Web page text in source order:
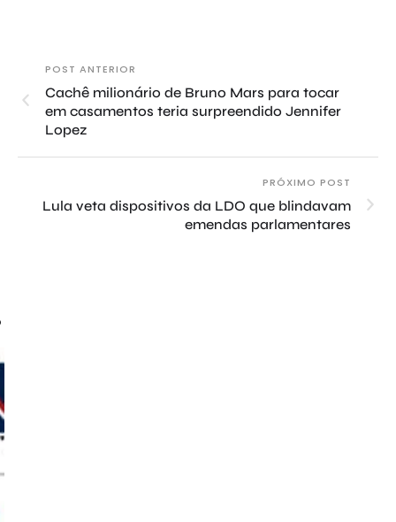
POST ANTERIOR
Cachê milionário de Bruno Mars para tocar
em casamentos teria surpreendido Jennifer
Lopez
PRÓXIMO POST
Lula veta dispositivos da LDO que blindavam
emendas parlamentares